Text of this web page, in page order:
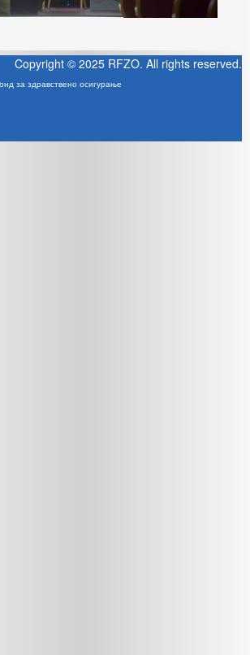
Copyright © 2025 RFZO. All rights reserved.
за здравствено осигурање